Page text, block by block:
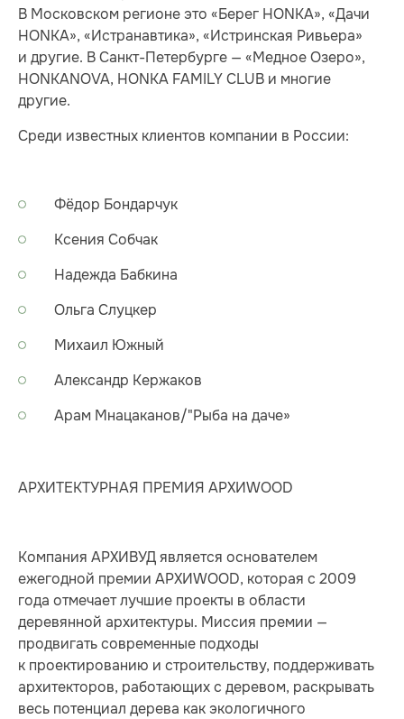
В Московском регионе это «Берег HONKA», «Дачи
HONKA», «Истранавтика», «Истринская Ривьера»
и другие. В Санкт-Петербурге — «Медное Озеро»,
HONKANOVA, HONKA FAMILY CLUB и многие
другие.
Среди известных клиентов компании в России:
Фёдор Бондарчук
Ксения Собчак
Надежда Бабкина
Ольга Слуцкер
Михаил Южный
Александр Кержаков
Арам Мнацаканов/"Рыба на даче»
АРХИТЕКТУРНАЯ ПРЕМИЯ АРХИWOOD
Компания АРХИВУД является основателем
ежегодной премии АРХИWOOD, которая с 2009
года отмечает лучшие проекты в области
деревянной архитектуры. Миссия премии —
продвигать современные подходы
к проектированию и строительству, поддерживать
архитекторов, работающих с деревом, раскрывать
весь потенциал дерева как экологичного